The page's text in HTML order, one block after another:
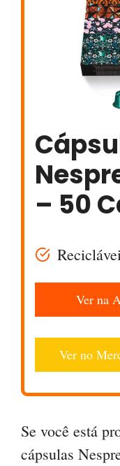
– 50
Ver na
Ver no
Se você está
cápsulas